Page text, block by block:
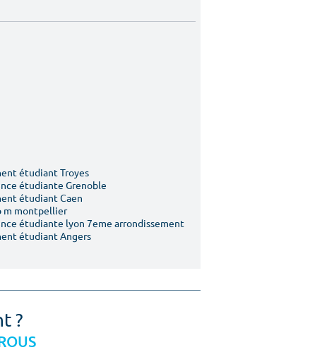
étudiant Troyes
étudiante Grenoble
étudiant Caen
m montpellier
étudiante lyon 7eme arrondissement
étudiant Angers
?